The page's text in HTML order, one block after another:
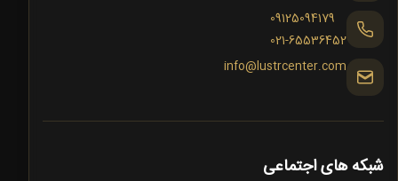
09125094179
021-65536452
info@lustrcenter.com
شبکه های اجتماعی